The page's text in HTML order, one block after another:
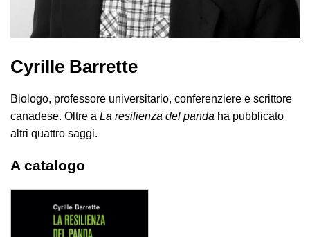
Cyrille Barrette
Biologo, professore universitario, conferenziere e scrittore
canadese. Oltre a La resilienza del panda ha pubblicato
altri quattro saggi.
A catalogo